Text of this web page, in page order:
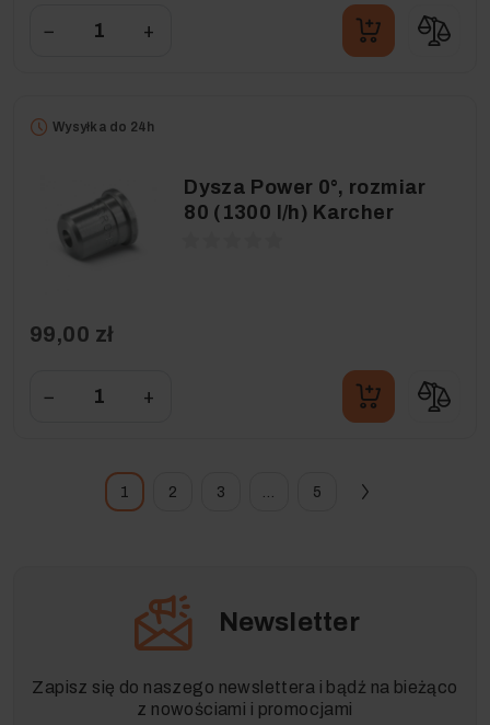
− +
Wysyłka do 24h
Dysza Power 0°, rozmiar
80 (1300 l/h) Karcher
99,00 zł
− +
1 2 3 5
Newsletter
Zapisz się do naszego newslettera i bądź na bieżąco
z nowościami i promocjami